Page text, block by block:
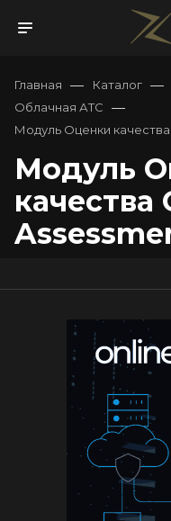
Главная — Каталог —
Облачная АТС —
Модуль Оценки
Модуль
качества